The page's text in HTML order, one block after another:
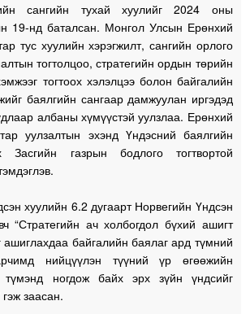
сангийн тухай хуулийг 2024 оны
19-нд баталсан. Монгол Улсын Ерөнхий
тус хуулийн хэрэгжилт, сангийн орлого
тогтолцоо, стратегийн ордын төрийн
тогтоох хэлэлцээ болон байгалийн
баялгийн сангаар дамжуулан иргэдэд
албаны хүмүүстэй уулзлаа. Ерөнхий
уулзалтын эхэнд Үндэсний баялгийн
Засгийн газрын бодлого тогтвортой
хуулийн 6.2 дугаарт Норвегийн Үндсэн
“Стратегийн ач холбогдол бүхий ашигт
байгалийн баялаг ард түмний
нийцүүлэн түүний үр өгөөжийн
ногдож байх эрх зүйн үндсийг
заасан.